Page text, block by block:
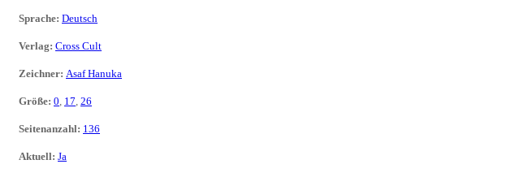
Sprache: Deutsch
Verlag: Cross Cult
Zeichner: Asaf Hanuka
Größe: 0, 17, 26
Seitenanzahl: 136
Aktuell: Ja